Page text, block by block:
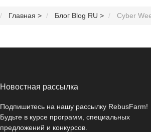
Главная > Блог Blog RU > Cyber
Новостная рассылка
Подпишитесь на нашу рассылку RebusFarm!
Будьте в курсе программ, специальных
предложений и конкурсов.